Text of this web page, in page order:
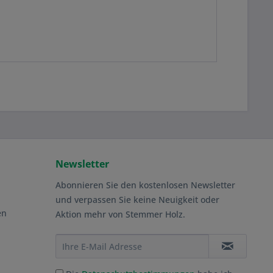
Newsletter
Abonnieren Sie den kostenlosen Newsletter
und verpassen Sie keine Neuigkeit oder
Aktion mehr von Stemmer Holz.